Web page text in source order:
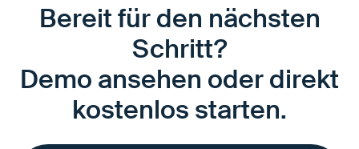
Bereit für den nächsten
Schritt?
Demo ansehen oder direkt
kostenlos starten.